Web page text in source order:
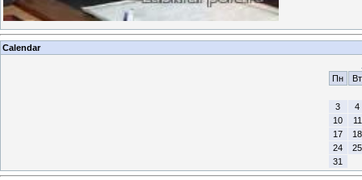
Calendar
Пн
Вт
3
4
10
11
17
18
24
25
31